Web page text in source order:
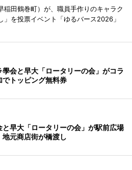
稲田鶴巻町）が、職員手作りのキャラク
」を投票イベント「ゆるバース2026」
學会と早大「ロータリーの会」がコラ
トッピング無料券
と早大「ロータリーの会」が駅前広場
元商店街が橋渡し